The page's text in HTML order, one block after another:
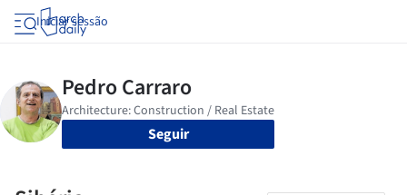
Iniciar sessão
Seguir